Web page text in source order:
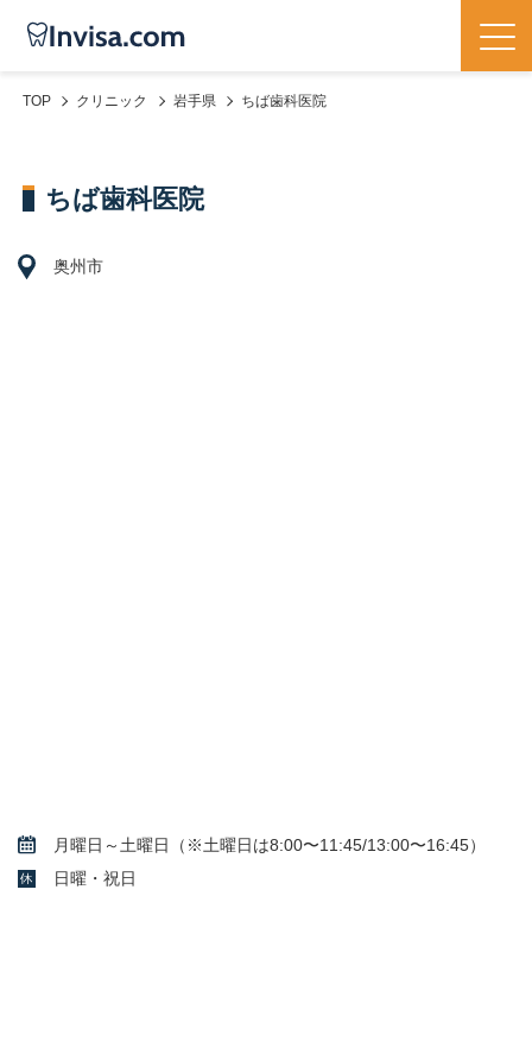
TOP クリニック 岩手県 ちば歯科医院
ちば歯科医院
奥州市
月曜日～土曜日（※土曜日は8:00〜11:45/13:00〜16:45）
日曜・祝日